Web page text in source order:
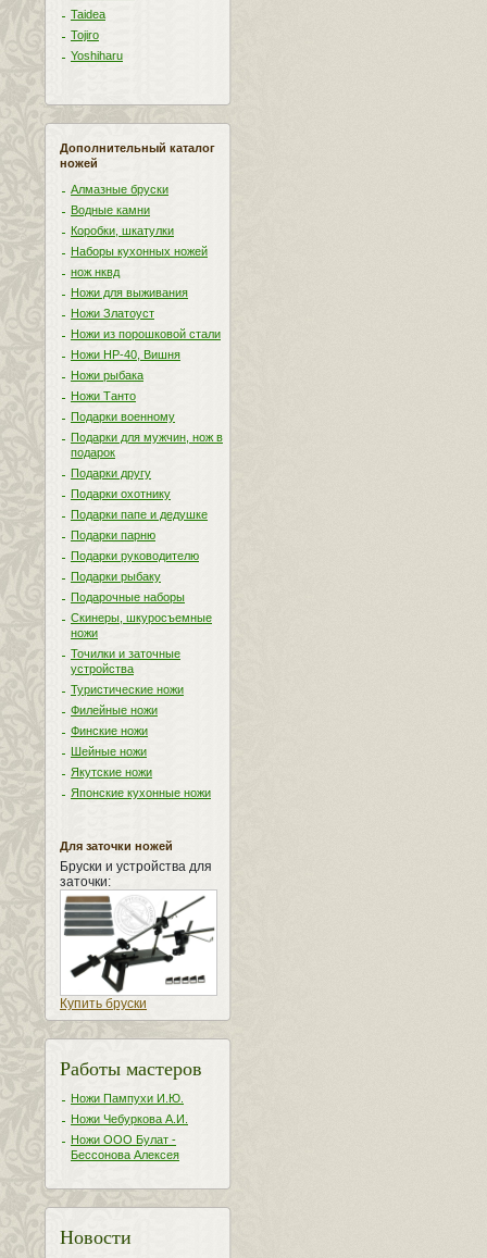
Taidea
Tojiro
Yoshiharu
Дополнительный каталог
ножей
Алмазные бруски
Водные камни
Коробки, шкатулки
Наборы кухонных ножей
нож нквд
Ножи для выживания
Ножи Златоуст
Ножи из порошковой стали
Ножи НР-40, Вишня
Ножи рыбака
Ножи Танто
Подарки военному
Подарки для мужчин, нож в
подарок
Подарки другу
Подарки охотнику
Подарки папе и дедушке
Подарки парню
Подарки руководителю
Подарки рыбаку
Подарочные наборы
Скинеры, шкуросъемные
ножи
Точилки и заточные
устройства
Туристические ножи
Филейные ножи
Финские ножи
Шейные ножи
Якутские ножи
Японские кухонные ножи
Для заточки ножей
Бруски и устройства для
заточки:
Купить бруски
Работы мастеров
Ножи Пампухи И.Ю.
Ножи Чебуркова А.И.
Ножи ООО Булат -
Бессонова Алексея
Новости